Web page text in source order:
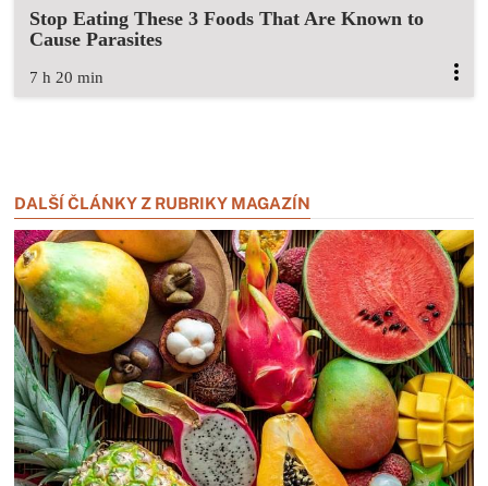
Stop Eating These 3 Foods That Are Known to
Cause Parasites
7 h 20 min
DALŠÍ ČLÁNKY Z RUBRIKY MAGAZÍN